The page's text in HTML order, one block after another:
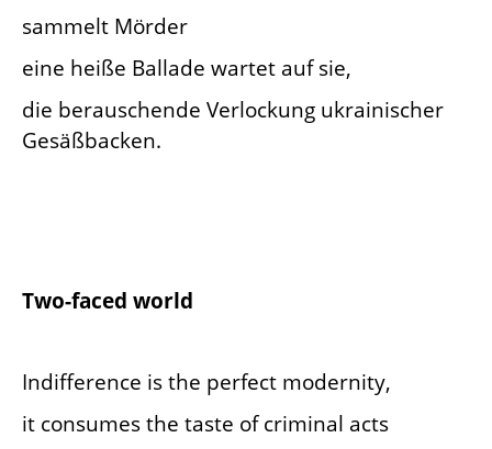
sammelt Mörder
eine heiße Ballade wartet auf sie,
die berauschende Verlockung ukrainischer
Gesäßbacken.
Two-faced world
Indifference is the perfect modernity,
it consumes the taste of criminal acts